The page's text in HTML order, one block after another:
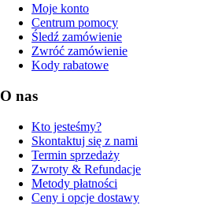
Moje konto
Centrum pomocy
Śledź zamówienie
Zwróć zamówienie
Kody rabatowe
O nas
Kto jesteśmy?
Skontaktuj się z nami
Termin sprzedaży
Zwroty & Refundacje
Metody płatności
Ceny i opcje dostawy